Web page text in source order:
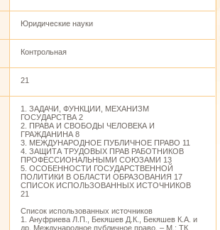
Юридические науки
Контрольная
21
1. ЗАДАЧИ, ФУНКЦИИ, МЕХАНИЗМ
ГОСУДАРСТВА 2
2. ПРАВА И СВОБОДЫ ЧЕЛОВЕКА И
ГРАЖДАНИНА 8
3. МЕЖДУНАРОДНОЕ ПУБЛИЧНОЕ ПРАВО 11
4. ЗАЩИТА ТРУДОВЫХ ПРАВ РАБОТНИКОВ
ПРОФЕССИОНАЛЬНЫМИ СОЮЗАМИ 13
5. ОСОБЕННОСТИ ГОСУДАРСТВЕННОЙ
ПОЛИТИКИ В ОБЛАСТИ ОБРАЗОВАНИЯ 17
СПИСОК ИСПОЛЬЗОВАННЫХ ИСТОЧНИКОВ
21
Список использованных источников
1. Ануфриева Л.П., Бекяшев Д.К., Бекяшев К.А. и
др. Международное публичное право. – М.: ТК